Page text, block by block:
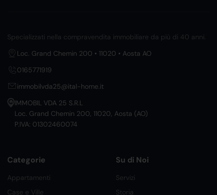
Specializzati nella compravendita immobiliare da più di 40 anni.
Loc. Grand Chemin 200 • 11020 • Aosta AO
0165771919
immobilvda25@ital-home.it
IMMOBIL VDA 25 S.R.L
Loc. Grand Chemin 200, 11020, Aosta (AO)
P.IVA: 01302460074
Categorie
Appartamenti
Case e Ville
Su di Noi
Servizi
Storia